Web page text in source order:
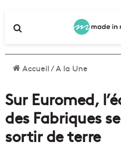
Accueil/A la Une
Sur Euromed,
des Fabriques
sortir de terre